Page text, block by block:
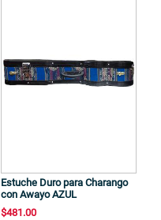
Estuche Duro para Charango
con Awayo AZUL
$481.00